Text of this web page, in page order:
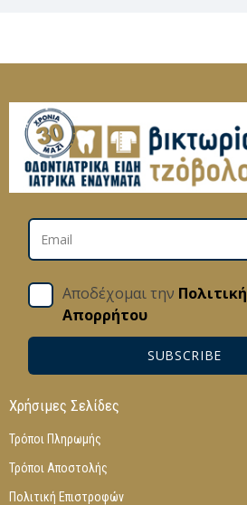
Αποδέχομαι την Πολιτική
Απορρήτου
SUBSCRIBE
Χρήσιμες Σελίδες
Τρόποι Πληρωμής
Τρόποι Αποστολής
Πολιτική Επιστροφών